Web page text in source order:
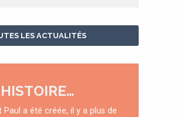
LES ACTUALITÉS
Paul a été créée, il y a plus de